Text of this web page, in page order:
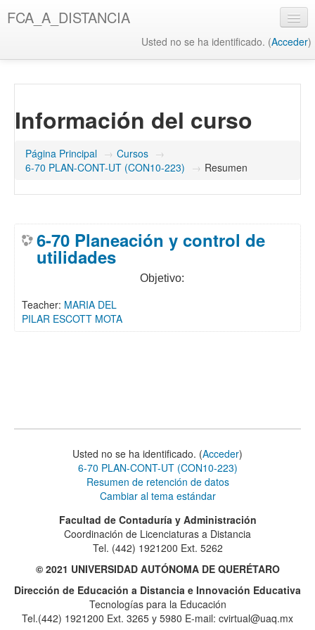
al
FCA_A_DISTANCIA
Usted no se ha identificado. (Acceder)
Biblioteca UAQ
FCA
Información del curso
Página Principal → Cursos →
6-70 PLAN-CONT-UT (CON10-223) → Resumen
6-70 Planeación y control de
utilidades
Objetivo:
Teacher: MARIA DEL
PILAR ESCOTT MOTA
Usted no se ha identificado. (Acceder)
6-70 PLAN-CONT-UT (CON10-223)
Resumen de retención de datos
Cambiar al tema estándar
Facultad de Contaduría y Administración
Coordinación de Licenciaturas a Distancia
Tel. (442) 1921200 Ext. 5262
© 2021 UNIVERSIDAD AUTÓNOMA DE QUERÉTARO
Dirección de Educación a Distancia e Innovación Educativa
Tecnologías para la Educación
Tel.(442) 1921200 Ext. 3265 y 5980 E-mail: cvirtual@uaq.mx